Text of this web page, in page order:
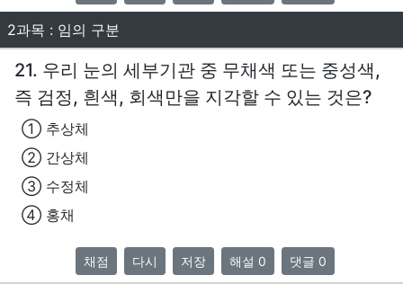
2과목 : 임의 구분
21. 우리 눈의 세부기관 중 무채색 또는 중성색,
즉 검정, 흰색, 회색만을 지각할 수 있는 것은?
① 추상체
② 간상체
③ 수정체
④ 홍채
채점 다시 저장 해설 0 댓글 0